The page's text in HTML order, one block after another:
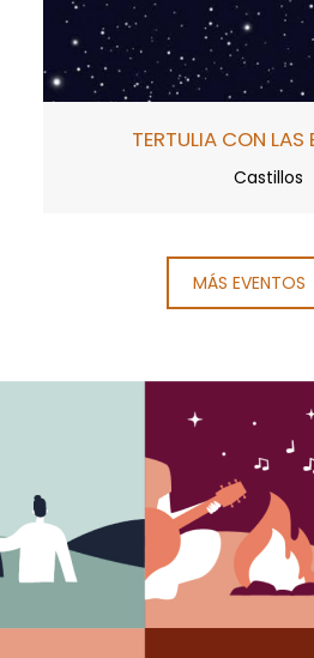
TERTULIA CON LAS
Castillos
MÁS EVENTOS